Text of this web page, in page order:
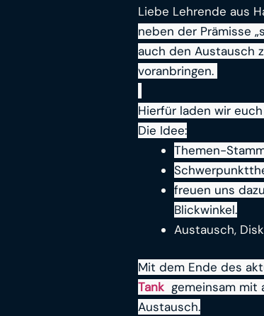
Liebe Lehrende aus
neben der Prämisse
auch den Austausch
voranbringen.
Hierfür laden wir
Die Idee:
Themen-
freuen uns
Blickwinkel.
Austausch,
Mit dem Ende des
Tank gemeinsam mit
Austausch.